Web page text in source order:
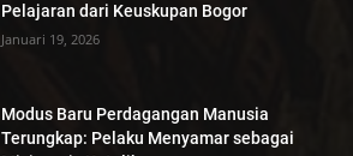
Pelajaran dari Keuskupan Bogor
Januari 19, 2026
Modus Baru Perdagangan Manusia
Terungkap: Pelaku Menyamar sebagai